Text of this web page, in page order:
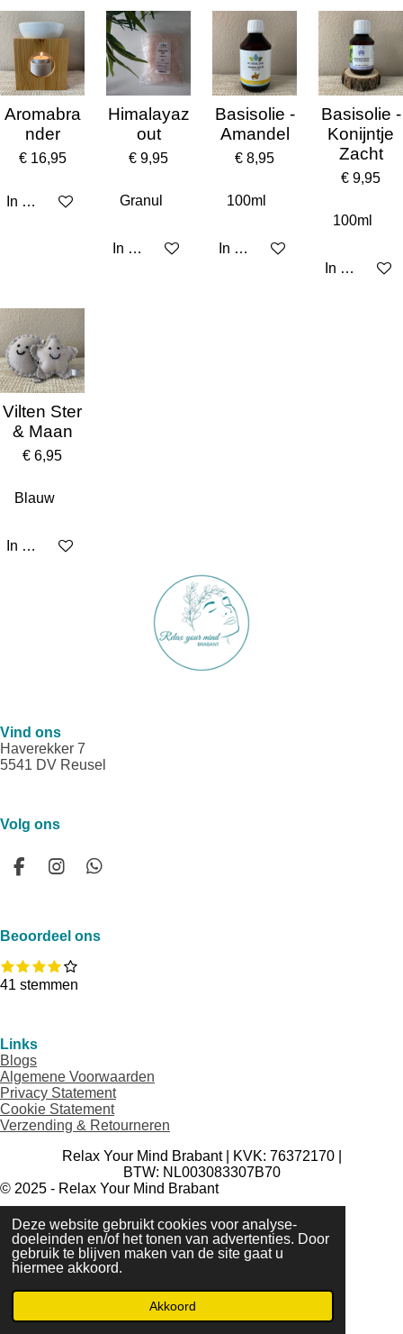
Deze website gebruikt cookies voor analyse-
doeleinden en/of het tonen van advertenties. Door
gebruik te blijven maken van de site gaat u
hiermee akkoord.
Akkoord
Aromabra
nder
€ 16,95
In winkelwagen
Himalayaz
out
€ 9,95
In winkelwagen
Basisolie -
Amandel
€ 8,95
In winkelwagen
Basisolie -
Konijntje
Zacht
€ 9,95
In
Vilten Ster
& Maan
€ 6,95
In winkelwagen
Vind ons
Haverekker 7
5541 DV Reusel
Volg ons
F
b
o
o
k
I
a
g
r
a
W
s
Beoordeel ons
R
a
g
:
3
.
9
2
9
2
1
s
2
s
t
e
n
3
s
t
e
n
4
s
t
5
s
t
S
t
41 stemmen
Links
Blogs
Algemene Voorwaarden
Privacy Statement
Cookie Statement
Verzending & Retourneren
Relax Your Mind Brabant | KVK: 76372170|
BTW: NL003083307B70
© 2025 - Relax Your Mind Brabant